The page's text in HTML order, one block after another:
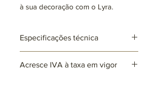
à sua decoração com o Lyra.
Especificações técnica
Acresce IVA à taxa em vigor